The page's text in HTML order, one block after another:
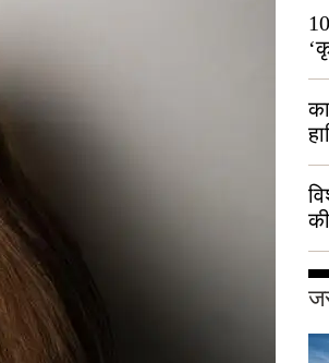
हुई